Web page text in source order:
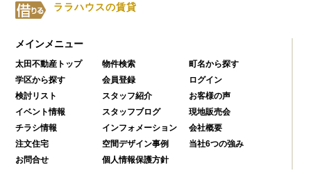
ララハウスの賃貸
メインメニュー
太田不動産トップ 物件検索
町名から探す
学区から探す
会員登録
ログイン
検討リスト
スタッフ紹介
お客様の声
イベント情報
スタッフブログ
現地販売会
チラシ情報
インフォメーション
会社概要
注文住宅
空間デザイン事例
当社6つの強み
お問合せ
個人情報保護方針